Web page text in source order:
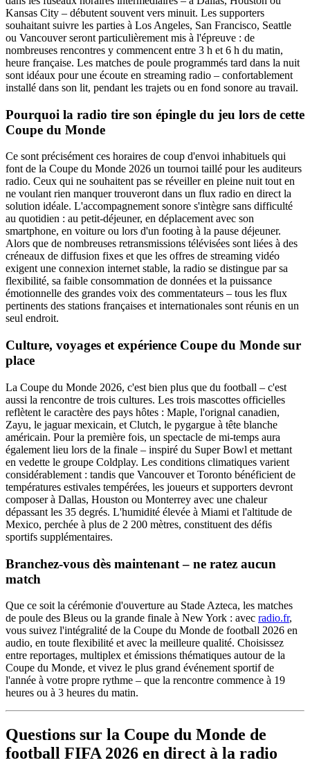
Kansas City – débutent souvent vers minuit. Les supporters
souhaitant suivre les parties à Los Angeles, San Francisco, Seattle
ou Vancouver seront particulièrement mis à l'épreuve : de
nombreuses rencontres y commencent entre 3 h et 6 h du matin,
heure française. Les matches de poule programmés tard dans la nuit
sont idéaux pour une écoute en streaming radio – confortablement
installé dans son lit, pendant les trajets ou en fond sonore au travail.
Pourquoi la radio tire son épingle du jeu lors de cette
Coupe du Monde
Ce sont précisément ces horaires de coup d'envoi inhabituels qui
font de la Coupe du Monde 2026 un tournoi taillé pour les auditeurs
radio. Ceux qui ne souhaitent pas se réveiller en pleine nuit tout en
ne voulant rien manquer trouveront dans un flux radio en direct la
solution idéale. L'accompagnement sonore s'intègre sans difficulté
au quotidien : au petit-déjeuner, en déplacement avec son
smartphone, en voiture ou lors d'un footing à la pause déjeuner.
Alors que de nombreuses retransmissions télévisées sont liées à des
créneaux de diffusion fixes et que les offres de streaming vidéo
exigent une connexion internet stable, la radio se distingue par sa
flexibilité, sa faible consommation de données et la puissance
émotionnelle des grandes voix des commentateurs – tous les flux
pertinents des stations françaises et internationales sont réunis en un
seul endroit.
Culture, voyages et expérience Coupe du Monde sur
place
La Coupe du Monde 2026, c'est bien plus que du football – c'est
aussi la rencontre de trois cultures. Les trois mascottes officielles
reflètent le caractère des pays hôtes : Maple, l'orignal canadien,
Zayu, le jaguar mexicain, et Clutch, le pygargue à tête blanche
américain. Pour la première fois, un spectacle de mi-temps aura
également lieu lors de la finale – inspiré du Super Bowl et mettant
en vedette le groupe Coldplay. Les conditions climatiques varient
considérablement : tandis que Vancouver et Toronto bénéficient de
températures estivales tempérées, les joueurs et supporters devront
composer à Dallas, Houston ou Monterrey avec une chaleur
dépassant les 35 degrés. L'humidité élevée à Miami et l'altitude de
Mexico, perchée à plus de 2 200 mètres, constituent des défis
sportifs supplémentaires.
Branchez-vous dès maintenant – ne ratez aucun
match
Que ce soit la cérémonie d'ouverture au Stade Azteca, les matches
de poule des Bleus ou la grande finale à New York : avec radio.fr,
vous suivez l'intégralité de la Coupe du Monde de football 2026 en
audio, en toute flexibilité et avec la meilleure qualité. Choisissez
entre reportages, multiplex et émissions thématiques autour de la
Coupe du Monde, et vivez le plus grand événement sportif de
l'année à votre propre rythme – que la rencontre commence à 19
heures ou à 3 heures du matin.
Questions sur la Coupe du Monde de
football FIFA 2026 en direct à la radio